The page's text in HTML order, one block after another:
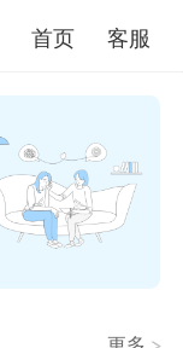
首页 客服